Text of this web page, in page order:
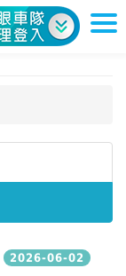
股份有限公司
Knowledge
2026-06-02